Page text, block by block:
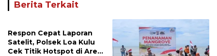
Berita Terkait
Respon Cepat Laporan
Satelit, Polsek Loa Kulu
Cek Titik Hotspot di Area